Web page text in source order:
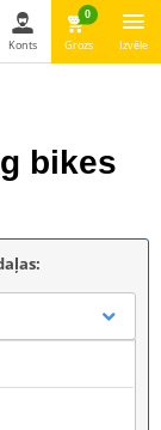
Konts
0
Grozs Izvēle
bikes